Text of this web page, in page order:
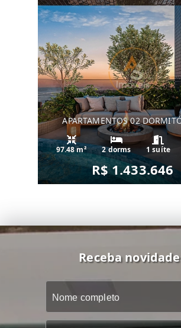
APARTAMENTOS 02
97.48 m² 2 dorms 1 suíte
R$ 1.433.646
Receba